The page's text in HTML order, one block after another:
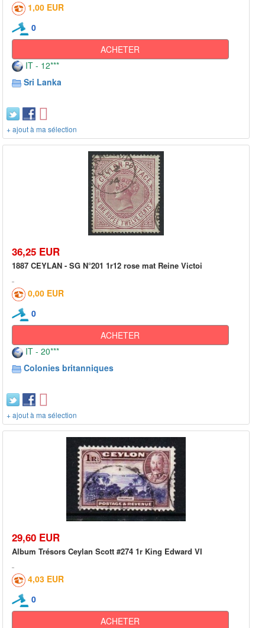
1,00 EUR
0
ACHETER
IT - 12***
Sri Lanka
+ ajout à ma sélection
36,25 EUR
1887 CEYLAN - SG N°201 1r12 rose mat Reine Victoi
0,00 EUR
0
ACHETER
IT - 20***
Colonies britanniques
+ ajout à ma sélection
29,60 EUR
Album Trésors Ceylan Scott #274 1r King Edward VI
4,03 EUR
0
ACHETER